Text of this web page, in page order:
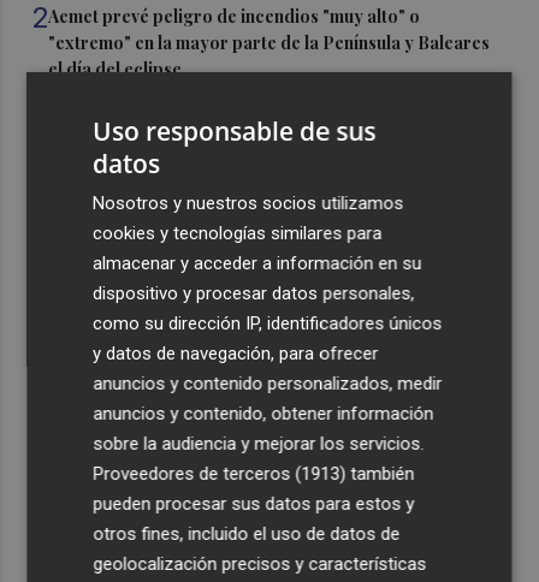
2Aemet prevé peligro de incendios "muy alto" o
"extremo" en la mayor parte de la Península y Baleares
el día del eclipse
queremos ver en la Liga”
movilizan en Moratalla por un incendio forestal
Jorge Martín suma su tercera victoria 'sprint' del año y
es más líder
Recibe toda la actualidad de
Plaza Podcast en tu correo
Quiero suscribirme
Uso responsable de sus
datos
Nosotros y nuestros socios utilizamos
cookies y tecnologías similares para
almacenar y acceder a información en su
dispositivo y procesar datos personales,
como su dirección IP, identificadores únicos
y datos de navegación, para ofrecer
anuncios y contenido personalizados, medir
anuncios y contenido, obtener información
sobre la audiencia y mejorar los servicios.
Proveedores de terceros (1913) también
pueden procesar sus datos para estos y
otros fines, incluido el uso de datos de
geolocalización precisos y características